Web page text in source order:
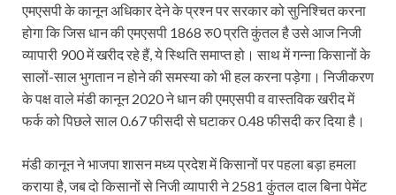
एमएसपी के कानून अधिकार देने के प्रश्न पर सरकार को सुनिश्चित करना
होगा कि जिस धान की एमएसपी 1868 रु0 प्रति कुंतल है उसे आज निजी
व्यापारी 900 में खरीद रहे हैं, ये स्थिति समाप्त हो। साथ में गन्ना किसानों के
सालों-साल भुगतान न होने की समस्या को भी हल करना पड़ेगा। निजीकरण
के पक्ष वाले मंडी कानून 2020 ने धान की एमएसपी व वास्तविक खरीद में
फर्क को पिछले साल 0.67 फीसदी से घटाकर 0.48 फीसदी कर दिया है।
मंडी कानून ने भाजपा शासन मध्य प्रदेश में किसानों पर पहला बड़ा हमला
कराया है, जब दो किसानों से निजी व्यापारी ने 2581 कुंतल दाल बिना पेमेंट